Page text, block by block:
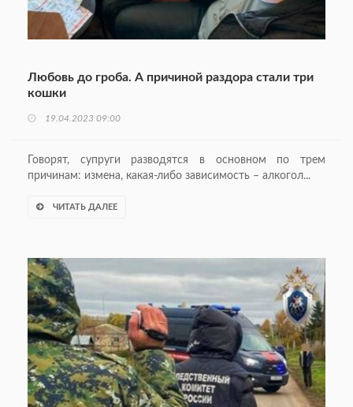
Любовь до гроба. А причиной раздора стали три
кошки
19.04.2023 09:00
Говорят, супруги разводятся в основном по трем
причинам: измена, какая-либо зависимость – алкогол...
ЧИТАТЬ ДАЛЕЕ